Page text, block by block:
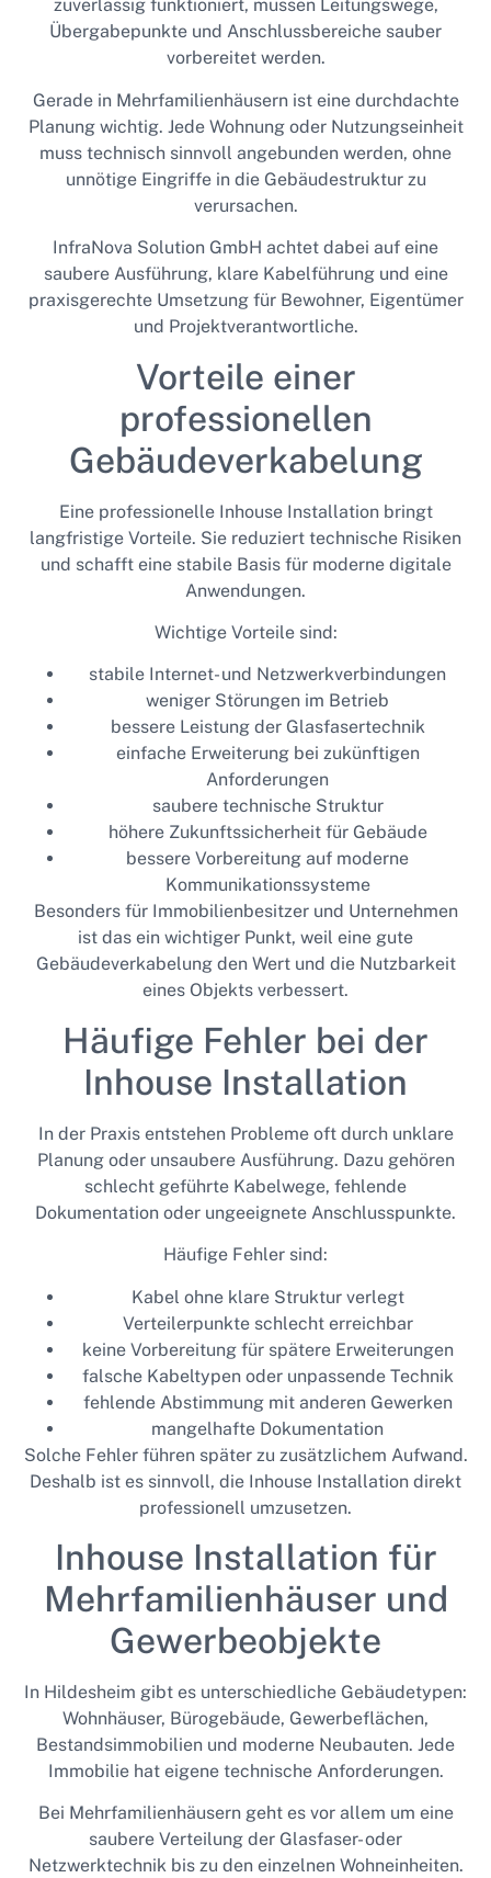
zuverlässig funktioniert, müssen Leitungswege,
Übergabepunkte und Anschlussbereiche sauber
vorbereitet werden.
Gerade in Mehrfamilienhäusern ist eine durchdachte
Planung wichtig. Jede Wohnung oder Nutzungseinheit
muss technisch sinnvoll angebunden werden, ohne
unnötige Eingriffe in die Gebäudestruktur zu
verursachen.
InfraNova Solution GmbH achtet dabei auf eine
saubere Ausführung, klare Kabelführung und eine
praxisgerechte Umsetzung für Bewohner, Eigentümer
und Projektverantwortliche.
Vorteile einer
professionellen
Gebäudeverkabelung
Eine professionelle Inhouse Installation bringt
langfristige Vorteile. Sie reduziert technische Risiken
und schafft eine stabile Basis für moderne digitale
Anwendungen.
Wichtige Vorteile sind:
stabile Internet- und Netzwerkverbindungen
weniger Störungen im Betrieb
bessere Leistung der Glasfasertechnik
einfache Erweiterung bei zukünftigen
Anforderungen
saubere technische Struktur
höhere Zukunftssicherheit für Gebäude
bessere Vorbereitung auf moderne
Kommunikationssysteme
Besonders für Immobilienbesitzer und Unternehmen
ist das ein wichtiger Punkt, weil eine gute
Gebäudeverkabelung den Wert und die Nutzbarkeit
eines Objekts verbessert.
Häufige Fehler bei der
Inhouse Installation
In der Praxis entstehen Probleme oft durch unklare
Planung oder unsaubere Ausführung. Dazu gehören
schlecht geführte Kabelwege, fehlende
Dokumentation oder ungeeignete Anschlusspunkte.
Häufige Fehler sind:
Kabel ohne klare Struktur verlegt
Verteilerpunkte schlecht erreichbar
keine Vorbereitung für spätere Erweiterungen
falsche Kabeltypen oder unpassende Technik
fehlende Abstimmung mit anderen Gewerken
mangelhafte Dokumentation
Solche Fehler führen später zu zusätzlichem Aufwand.
Deshalb ist es sinnvoll, die Inhouse Installation direkt
professionell umzusetzen.
Inhouse Installation für
Mehrfamilienhäuser und
Gewerbeobjekte
In Hildesheim gibt es unterschiedliche Gebäudetypen:
Wohnhäuser, Bürogebäude, Gewerbeflächen,
Bestandsimmobilien und moderne Neubauten. Jede
Immobilie hat eigene technische Anforderungen.
Bei Mehrfamilienhäusern geht es vor allem um eine
saubere Verteilung der Glasfaser- oder
Netzwerktechnik bis zu den einzelnen Wohneinheiten.